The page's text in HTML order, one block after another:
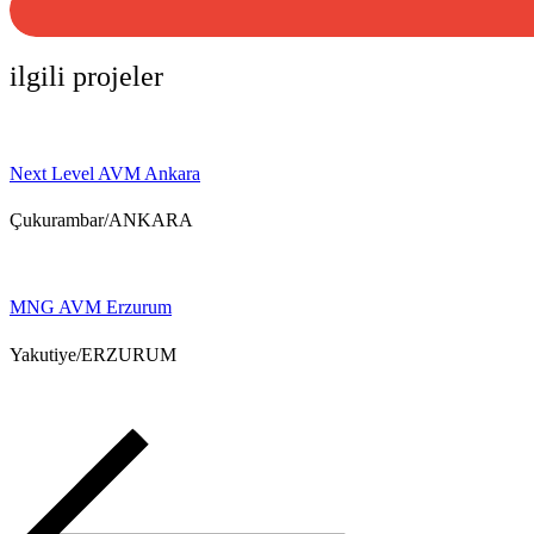
ilgili projeler
Next Level AVM Ankara
Çukurambar/ANKARA
MNG AVM Erzurum
Yakutiye/ERZURUM